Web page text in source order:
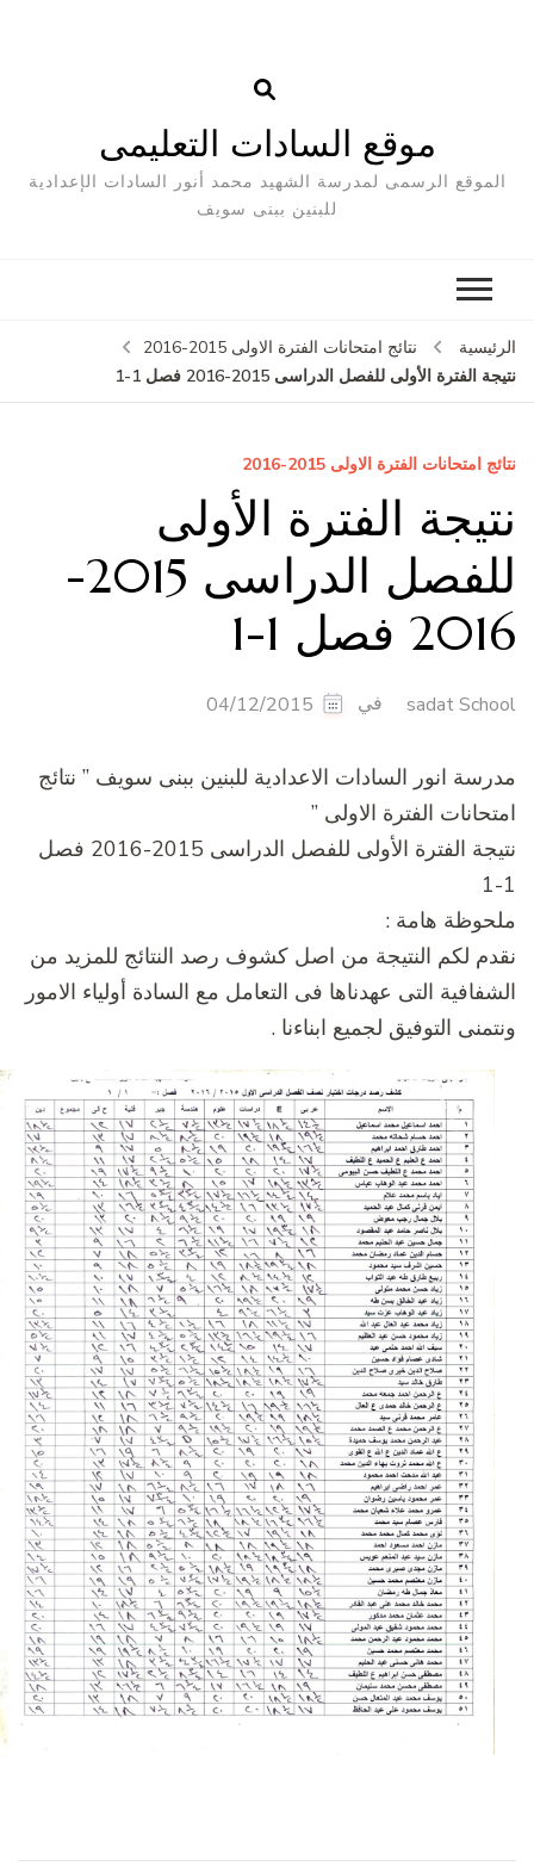
موقع السادات التعليمى
الموقع الرسمى لمدرسة الشهيد محمد أنور السادات الإعدادية
للبنين ببنى سويف
نتائج امتحانات الفترة الاولى 2015-2016
الفترة الأولى للفصل الدراسى 2015-2016 فصل 1-1
امتحانات الفترة الاولى 2015-2016
الفترة الأولى
للفصل الدراسى 2015-
فصل 1-1
sadat في 04/12/2015
انور السادات الاعدادية للبنين ببنى سويف ” نتائج
الفترة الاولى ”
نتيجة الفترة الأولى للفصل الدراسى 2015-2016 فصل
هامة :
لكم النتيجة من اصل كشوف رصد النتائج للمزيد من
التى عهدناها فى التعامل مع السادة أولياء الامور
التوفيق لجميع ابناءنا .